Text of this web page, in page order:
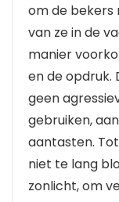
om de bekers
van ze in de
manier
en de opdruk.
geen
gebruiken,
aantasten.
niet te lang
zonlicht, om